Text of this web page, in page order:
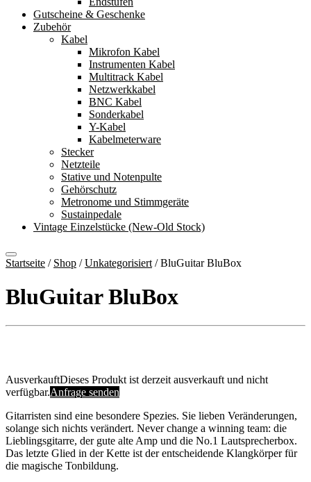
Gutscheine & Geschenke
Zubehör
Kabel
Mikrofon Kabel
Instrumenten Kabel
Multitrack Kabel
Netzwerkkabel
BNC Kabel
Sonderkabel
Y-Kabel
Kabelmeterware
Stecker
Netzteile
Stative und Notenpulte
Gehörschutz
Metronome und Stimmgeräte
Sustainpedale
Vintage Einzelstücke (New-Old Stock)
Startseite / Shop /Unkategorisiert /BluGuitar BluBox
BluGuitar BluBox
AusverkauftDieses Produkt ist derzeit ausverkauft und nicht
verfügbar.Anfrage senden
Gitarristen sind eine besondere Spezies. Sie lieben Veränderungen,
solange sich nichts verändert. Never change a winning team: die
Lieblingsgitarre, der gute alte Amp und die No.1 Lautsprecherbox.
Das letzte Glied in der Kette ist der entscheidende Klangkörper für
die magische Tonbildung.